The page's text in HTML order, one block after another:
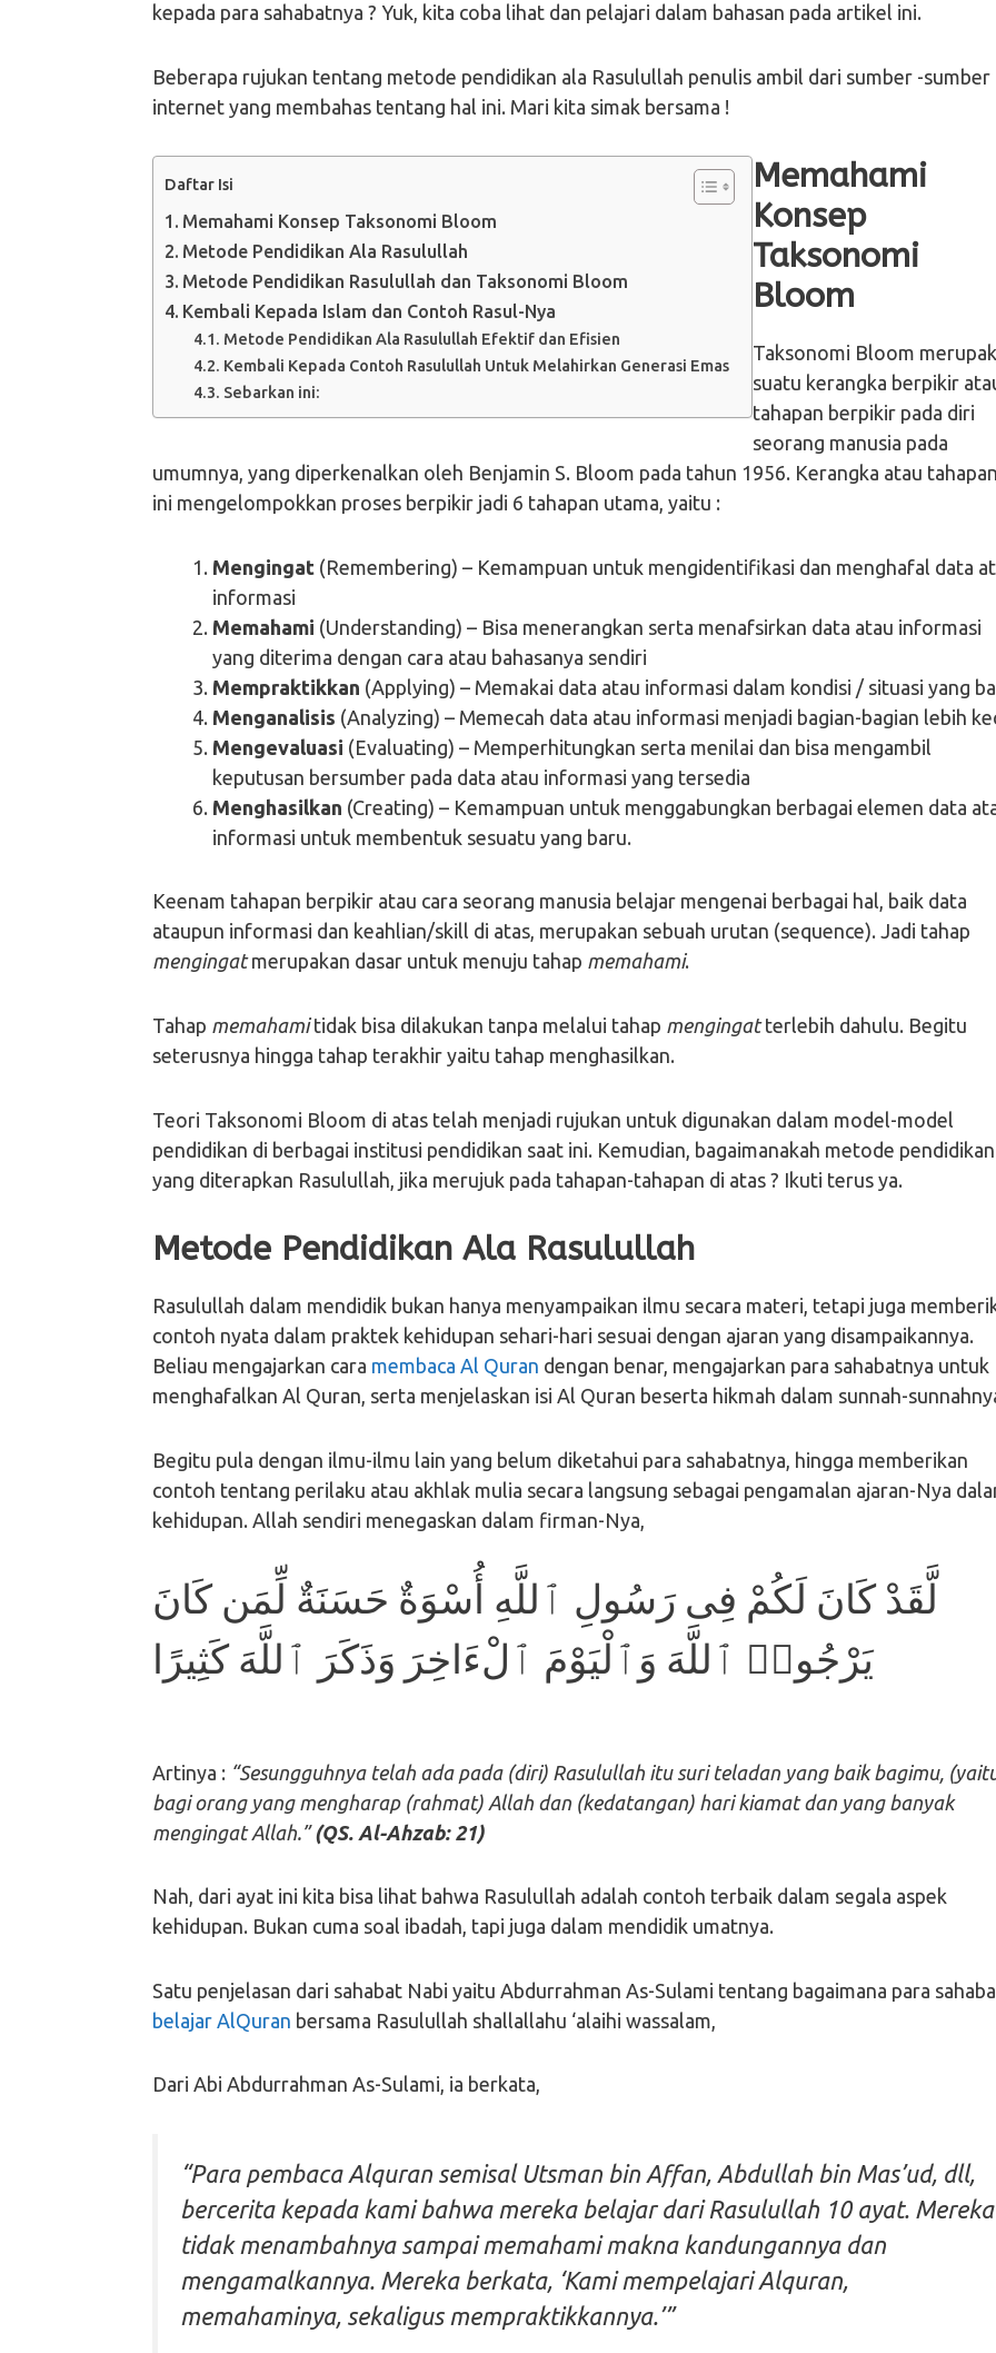
kepada para sahabatnya ? Yuk, kita coba lihat dan pelajari dalam bahasan pada artikel ini.
Beberapa rujukan tentang metode pendidikan ala Rasulullah penulis ambil dari sumber -sumber
internet yang membahas tentang hal ini. Mari kita simak bersama !
Daftar Isi
Memahami Konsep Taksonomi Bloom
Metode Pendidikan Ala Rasulullah
Metode Pendidikan Rasulullah dan Taksonomi Bloom
Kembali Kepada Islam dan Contoh Rasul-Nya
Metode Pendidikan Ala Rasulullah Efektif dan Efisien
Kembali Kepada Contoh Rasulullah Untuk Melahirkan Generasi Emas
Sebarkan ini:
Memahami
Konsep
Taksonomi
Bloom
Taksonomi Bloom
suatu kerangka berpikir
tahapan berpikir pada diri
seorang manusia pada
umumnya, yang diperkenalkan oleh Benjamin S. Bloom pada tahun 1956. Kerangka atau
ini mengelompokkan proses berpikir jadi 6 tahapan utama, yaitu :
Mengingat (Remembering) – Kemampuan untuk mengidentifikasi dan menghafal data
informasi
Memahami (Understanding) – Bisa menerangkan serta menafsirkan data atau informasi
yang diterima dengan cara atau bahasanya sendiri
Mempraktikkan (Applying) – Memakai data atau informasi dalam kondisi / situasi yang
Menganalisis (Analyzing) – Memecah data atau informasi menjadi bagian-bagian lebih
Mengevaluasi (Evaluating) – Memperhitungkan serta menilai dan bisa mengambil
keputusan bersumber pada data atau informasi yang tersedia
Menghasilkan (Creating) – Kemampuan untuk menggabungkan berbagai elemen data
informasi untuk membentuk sesuatu yang baru.
Keenam tahapan berpikir atau cara seorang manusia belajar mengenai berbagai hal, baik data
ataupun informasi dan keahlian/skill di atas, merupakan sebuah urutan (sequence). Jadi tahap
mengingatmerupakan dasar untuk menuju tahap memahami.
Tahap memahamitidak bisa dilakukan tanpa melalui tahap mengingatterlebih dahulu. Begitu
seterusnya hingga tahap terakhir yaitu tahap menghasilkan.
Teori Taksonomi Bloom di atas telah menjadi rujukan untuk digunakan dalam model-model
pendidikan di berbagai institusi pendidikan saat ini. Kemudian, bagaimanakah metode pendidikan
yang diterapkan Rasulullah, jika merujuk pada tahapan-tahapan di atas ? Ikuti terus ya.
Metode Pendidikan Ala Rasulullah
Rasulullah dalam mendidik bukan hanya menyampaikan ilmu secara materi, tetapi juga
contoh nyata dalam praktek kehidupan sehari-hari sesuai dengan ajaran yang disampaikannya.
Beliau mengajarkan cara membaca Al Quran dengan benar, mengajarkan para sahabatnya untuk
menghafalkan Al Quran, serta menjelaskan isi Al Quran beserta hikmah dalam sunnah-
Begitu pula dengan ilmu-ilmu lain yang belum diketahui para sahabatnya, hingga memberikan
contoh tentang perilaku atau akhlak mulia secara langsung sebagai pengamalan ajaran-Nya
kehidupan. Allah sendiri menegaskan dalam firman-Nya,
لَّقَدْ كَانَ لَكُمْ فِى رَسُولِ ٱللَّهِ أُسْوَةٌ حَسَنَةٌ لِّمَن كَانَ
يَرْجُوا۟ ٱللَّهَ وَٱلْيَوْمَ ٱلْءَاخِرَ وَذَكَرَ ٱللَّهَ كَثِيرًا
Artinya : “Sesungguhnya telah ada pada (diri) Rasulullah itu suri teladan yang baik bagimu,
bagi orang yang mengharap (rahmat) Allah dan (kedatangan) hari kiamat dan yang banyak
mengingat Allah.”(QS. Al-Ahzab: 21)
Nah, dari ayat ini kita bisa lihat bahwa Rasulullah adalah contoh terbaik dalam segala aspek
kehidupan. Bukan cuma soal ibadah, tapi juga dalam mendidik umatnya.
Satu penjelasan dari sahabat Nabi yaitu Abdurrahman As-Sulami tentang bagaimana para
belajar AlQuran bersama Rasulullah shallallahu ‘alaihi wassalam,
Dari Abi Abdurrahman As-Sulami, ia berkata,
“Para pembaca Alquran semisal Utsman bin Affan, Abdullah bin Mas’ud, dll,
bercerita kepada kami bahwa mereka belajar dari Rasulullah 10 ayat. Mereka
tidak menambahnya sampai memahami makna kandungannya dan
mengamalkannya. Mereka berkata, ‘Kami mempelajari Alquran,
memahaminya, sekaligus mempraktikkannya.’”